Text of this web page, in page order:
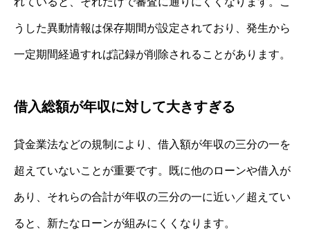
うした異動情報は保存期間が設定されており、発生から
一定期間経過すれば記録が削除されることがあります。
借入総額が年収に対して大きすぎる
貸金業法などの規制により、借入額が年収の三分の一を
超えていないことが重要です。既に他のローンや借入が
あり、それらの合計が年収の三分の一に近い／超えてい
ると、新たなローンが組みにくくなります。